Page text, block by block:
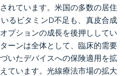
れています。米国の多数の居住
るビタミンD不足も、真皮合成
プションの成長を後押ししてい
ーンは全体として、臨床的需要
いたデバイスへの保険適用を拡
ています。光線療法市場の拡大